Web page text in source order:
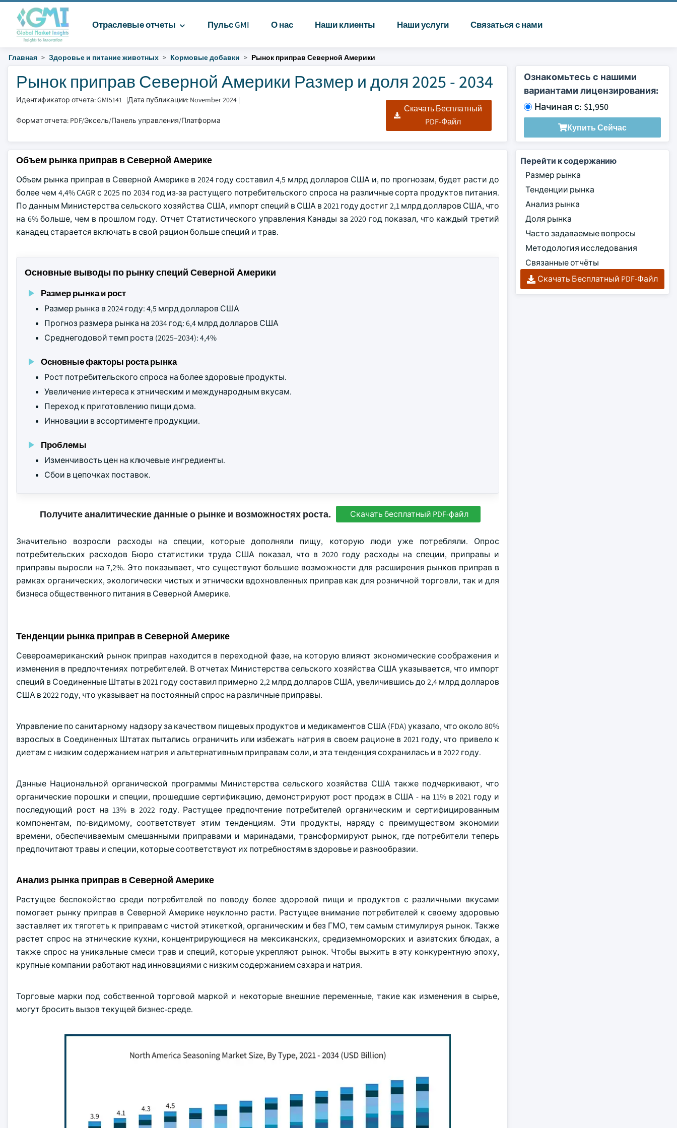
Отраслевые отчеты Пульс GMI О нас Наши клиенты Наши услуги Связаться с нами
Главная Здоровье и питание животных Кормовые добавки Рынок приправ Северной Америки
Рынок приправ Северной Америки Размер и доля 2025 - 2034
Идентификатор отчета: GMI5141 |Дата публикации: November 2024 |
Формат отчета: PDF/Эксель/Панель управления/Платформа
Скачать Бесплатный
PDF-Файл
Ознакомьтесь с нашими
вариантами лицензирования:
Начиная с: $1,950
Купить Сейчас
Объем рынка приправ в Северной Америке
Объем рынка приправ в Северной Америке в 2024 году составил 4,5 млрд долларов США и, по прогнозам, будет расти до
более чем 4,4% CAGR с 2025 по 2034 год из-за растущего потребительского спроса на различные сорта продуктов питания.
По данным Министерства сельского хозяйства США, импорт специй в США в 2021 году достиг 2,1 млрд долларов США, что
на 6% больше, чем в прошлом году. Отчет Статистического управления Канады за 2020 год показал, что каждый третий
канадец старается включать в свой рацион больше специй и трав.
Основные выводы по рынку специй Северной Америки
Размер рынка и рост
Размер рынка в 2024 году: 4,5 млрд долларов США
Прогноз размера рынка на 2034 год: 6,4 млрд долларов США
Среднегодовой темп роста (2025–2034): 4,4%
Основные факторы роста рынка
Рост потребительского спроса на более здоровые продукты.
Увеличение интереса к этническим и международным вкусам.
Переход к приготовлению пищи дома.
Инновации в ассортименте продукции.
Проблемы
Изменчивость цен на ключевые ингредиенты.
Сбои в цепочках поставок.
Получите аналитические данные о рынке и возможностях роста. Скачать бесплатный PDF-файл
Значительно возросли расходы на специи, которые дополняли пищу, которую люди уже потребляли. Опрос
потребительских расходов Бюро статистики труда США показал, что в 2020 году расходы на специи, приправы и
приправы выросли на 7,2%. Это показывает, что существуют большие возможности для расширения рынков приправ в
рамках органических, экологически чистых и этнически вдохновленных приправ как для розничной торговли, так и для
бизнеса общественного питания в Северной Америке.
Тенденции рынка приправ в Северной Америке
Североамериканский рынок приправ находится в переходной фазе, на которую влияют экономические соображения и
изменения в предпочтениях потребителей. В отчетах Министерства сельского хозяйства США указывается, что импорт
специй в Соединенные Штаты в 2021 году составил примерно 2,2 млрд долларов США, увеличившись до 2,4 млрд долларов
США в 2022 году, что указывает на постоянный спрос на различные приправы.
Управление по санитарному надзору за качеством пищевых продуктов и медикаментов США (FDA) указало, что около 80%
взрослых в Соединенных Штатах пытались ограничить или избежать натрия в своем рационе в 2021 году, что привело к
диетам с низким содержанием натрия и альтернативным приправам соли, и эта тенденция сохранилась и в 2022 году.
Данные Национальной органической программы Министерства сельского хозяйства США также подчеркивают, что
органические порошки и специи, прошедшие сертификацию, демонстрируют рост продаж в США - на 11% в 2021 году и
последующий рост на 13% в 2022 году. Растущее предпочтение потребителей органическим и сертифицированным
компонентам, по-видимому, соответствует этим тенденциям. Эти продукты, наряду с преимуществом экономии
времени, обеспечиваемым смешанными приправами и маринадами, трансформируют рынок, где потребители теперь
предпочитают травы и специи, которые соответствуют их потребностям в здоровье и разнообразии.
Анализ рынка приправ в Северной Америке
Растущее беспокойство среди потребителей по поводу более здоровой пищи и продуктов с различными вкусами
помогает рынку приправ в Северной Америке неуклонно расти. Растущее внимание потребителей к своему здоровью
заставляет их тяготеть к приправам с чистой этикеткой, органическим и без ГМО, тем самым стимулируя рынок. Также
растет спрос на этнические кухни, концентрирующиеся на мексиканских, средиземноморских и азиатских блюдах, а
также спрос на уникальные смеси трав и специй, которые укрепляют рынок. Чтобы выжить в эту конкурентную эпоху,
крупные компании работают над инновациями с низким содержанием сахара и натрия.
Торговые марки под собственной торговой маркой и некоторые внешние переменные, такие как изменения в сырье,
могут бросить вызов текущей бизнес-среде.
Перейти к содержанию
Размер рынка
Тенденции рынка
Анализ рынка
Доля рынка
Часто задаваемые вопросы
Методология исследования
Связанные отчёты
Скачать Бесплатный PDF-Файл